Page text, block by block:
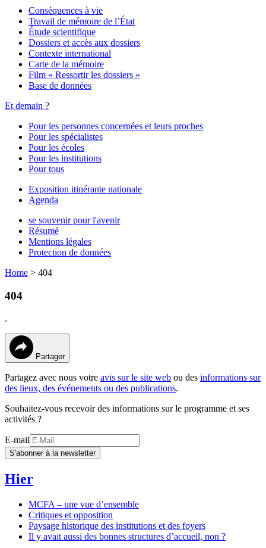
Conséquences à vie
Travail de mémoire de l’État
Étude scientifique
Dossiers et accès aux dossiers
Contexte international
Carte de la mémoire
Film « Ressortir les dossiers »
Base de données
Et demain ?
Pour les personnes concernées et leurs proches
Pour les spécialistes
Pour les écoles
Pour les institutions
Pour tous
Exposition itinérante nationale
Agenda
se souvenir pour l'avenir
Résumé
Mentions légales
Protection de données
Home > 404
404
.
Partager
Partagez avec nous votre avis sur le site web ou des informations sur
des lieux, des événements ou des publications.
Souhaitez-vous recevoir des informations sur le programme et ses
activités ?
E-mail
S'abonner à la newsletter
Hier
MCFA – une vue d’ensemble
Critiques et opposition
Paysage historique des institutions et des foyers
Il y avait aussi des bonnes structures d’accueil, non ?